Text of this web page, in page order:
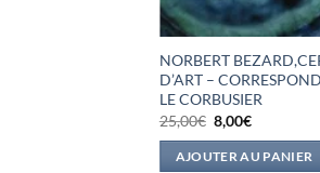
NORBERT
D’ART –
LE CORBUSIER
25,00€ Le
prix
initial
était :
8,00€Le
actuel
est :
AJOUTER AU PANIER